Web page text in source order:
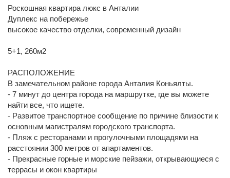
Роскошная квартира люкс в Анталии
Дуплекс на побережье
высокое качество отделки, современный дизайн
5+1, 260м2
РАСПОЛОЖЕНИЕ
В замечательном районе города Анталия Коньялты.
- 7 минут до центра города на маршрутке, где вы можете
найти все, что ищете.
- Развитое транспортное сообщение по причине близости к
основным магистралям городского транспорта.
- Пляж с ресторанами и прогулочными площадями на
расстоянии 300 метров от апартаментов.
- Прекрасные горные и морские пейзажи, открывающиеся с
террасы и окон квартиры